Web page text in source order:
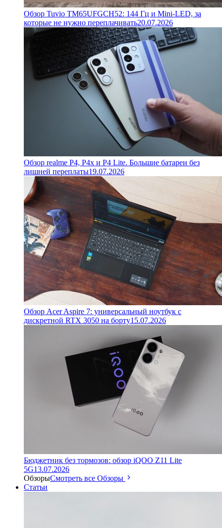
Обзор Tuvio TM65UFGCH52: 144 Гц и Mini-LED, за
которые не нужно переплачивать20.07.2026
Обзор realme P4, P4x и P4 Lite. Большие батареи без
лишней переплаты19.07.2026
Обзор Acer Aspire 7: универсальный ноутбук с
дискретной RTX 3050 на борту15.07.2026
Бюджетник без тормозов: обзор iQOO Z11 Lite
5G13.07.2026
ОбзорыСмотреть все Обзоры
Статьи